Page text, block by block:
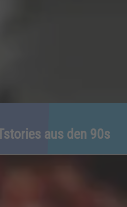
aus den 90s